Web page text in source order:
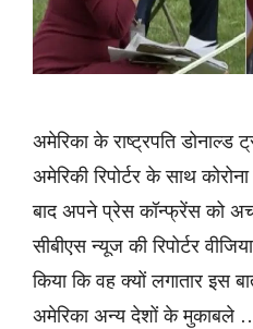
अमेरिका के राष्ट्रपति डोनाल्ड
अमेरिकी रिपोर्टर के साथ
बाद अपने प्रेस कॉन्फ्रेंस को
सीबीएस न्यूज की रिपोर्टर
किया कि वह क्यों लगातार इस
अमेरिका अन्य देशों के मुकाबले